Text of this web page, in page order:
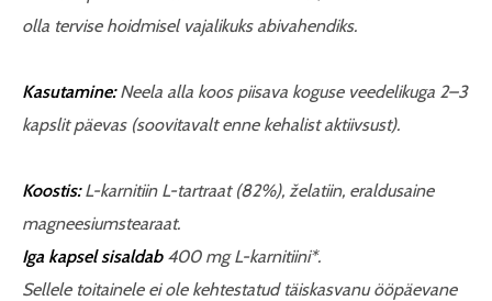
olla tervise hoidmisel vajalikuks abivahendiks.
Kasutamine: Neela alla koos piisava koguse veedelikuga 2–3
kapslit päevas (soovitavalt enne kehalist aktiivsust).
Koostis:L-karnitiin L-tartraat (82%), želatiin, eraldusaine
magneesiumstearaat.
Iga kapsel sisaldab 400 mg L-karnitiini*.
Sellele toitainele ei ole kehtestatud täiskasvanu ööpäevane